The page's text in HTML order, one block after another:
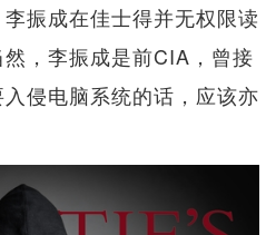
振成在佳士得并无权限读
，李振成是前CIA，曾接
侵电脑系统的话，应该亦